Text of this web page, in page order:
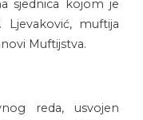
sjednica kojom je
muftija
Muftijstva.
reda, usvojen